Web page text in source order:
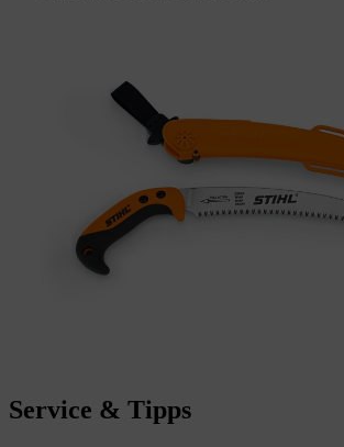
Service & Tipps